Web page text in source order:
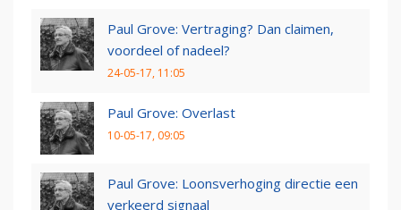
Paul Grove: Vertraging? Dan claimen,
voordeel of nadeel?
24-05-17, 11:05
Paul Grove: Overlast
10-05-17, 09:05
Paul Grove: Loonsverhoging directie een
verkeerd signaal